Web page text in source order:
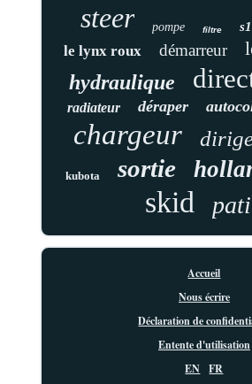
steer pompe filtre
le lynx roux démarreur
hydraulique
radiateur déraper
chargeur
kubota sortie
skid
Accueil
Nous écrire
Déclaration de
Entente d'utilisation
EN
FR